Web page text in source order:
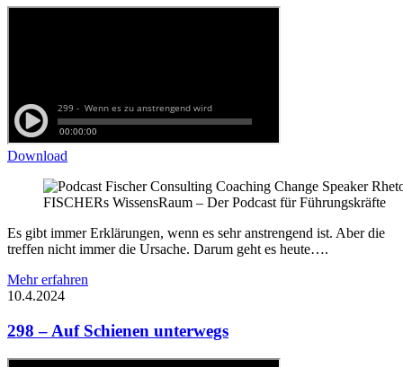
Download
FISCHERs WissensRaum – Der Podcast für Führungskräfte
Es gibt immer Erklärungen, wenn es sehr anstrengend ist. Aber die
treffen nicht immer die Ursache. Darum geht es heute….
Mehr erfahren
10.4.2024
298 – Auf Schienen unterwegs